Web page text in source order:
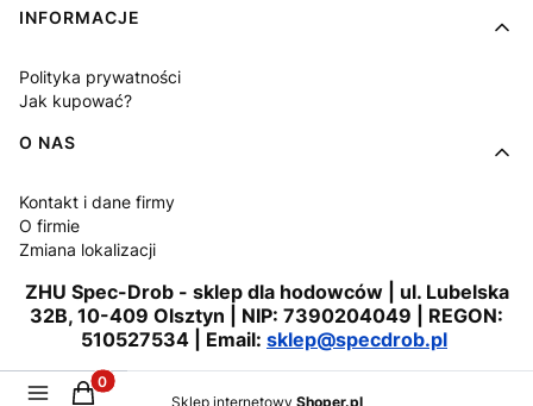
INFORMACJE
Polityka prywatności
Jak kupować?
O NAS
Kontakt i dane firmy
O firmie
Zmiana lokalizacji
ZHU Spec-Drob - sklep dla hodowców | ul. Lubelska
32B, 10-409 Olsztyn | NIP: 7390204049 | REGON:
510527534 | Email: sklep@specdrob.pl
Sklep internetowy Shoper.pl
Produkty w koszyku: 0. Zobacz szczegóły